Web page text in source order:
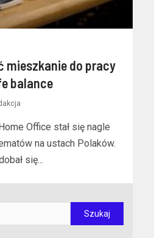
mieszkanie do pracy
balance
Office stał się nagle
na ustach Polaków.
się...